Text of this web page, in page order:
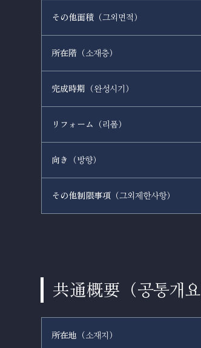
その他面積（그외면적 ）
所在階（ 소재층）
完成時期（완성시기 ）
リフォーム（리폼）
向き（방향）
その他制限事項（그외제한사항）
共通概要（공통개요
所在地（소재지 ）